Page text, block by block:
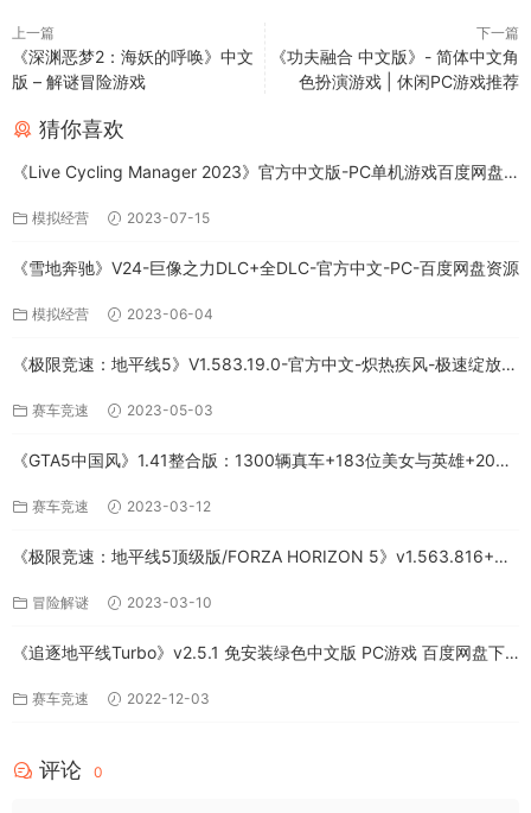
上一篇
《深渊恶梦2：海妖的呼唤》中文
版 – 解谜冒险游戏
下一篇
《功夫融合 中文版》- 简体中文角
色扮演游戏 | 休闲PC游戏推荐
猜你喜欢
《Live Cycling Manager 2023》官方中文版-PC单机游戏百度网盘
模拟经营 2023-07-15
《雪地奔驰》V24-巨像之力DLC+全DLC-官方中文-PC-百度网盘资源
模拟经营 2023-06-04
《极限竞速：地平线5》V1.583.19.0-官方中文-炽热疾风-极速绽放
赛车竞速 2023-05-03
《GTA5中国风》1.41整合版：1300辆真车+183位美女与英雄+200%
赛车竞速 2023-03-12
《极限竞速：地平线5顶级版/FORZA HORIZON 5》v1.563.816+全
冒险解谜 2023-03-10
《追逐地平线Turbo》v2.5.1 免安装绿色中文版 PC游戏 百度网盘下
赛车竞速 2022-12-03
评论 0